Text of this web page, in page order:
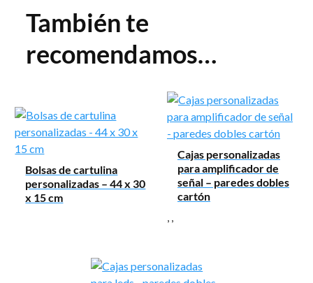
También te
recomendamos…
Bolsas de cartulina
personalizadas – 44 x 30
x 15 cm
Cajas personalizadas
para amplificador de
señal – paredes dobles
cartón
, ,